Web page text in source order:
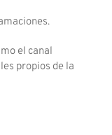
el canal
propios de la